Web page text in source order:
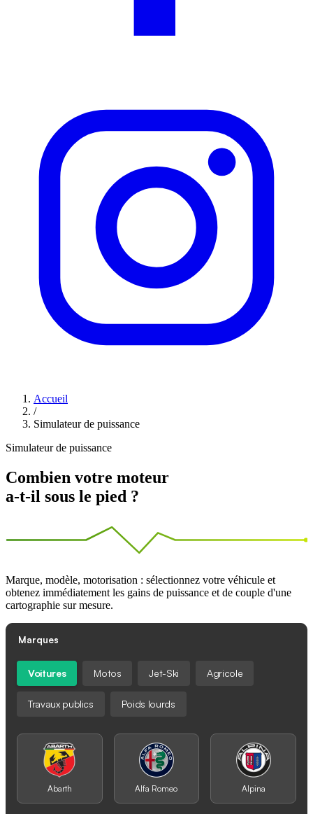
Accueil
/
Simulateur de puissance
Simulateur de puissance
Combien votre moteur
a-t-il sous le pied ?
Marque, modèle, motorisation : sélectionnez votre véhicule et
obtenez immédiatement les gains de puissance et de couple d'une
cartographie sur mesure.